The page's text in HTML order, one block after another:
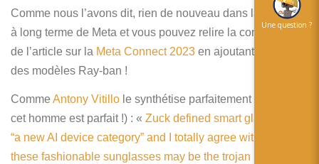
Comme nous l’avons dit, rien de nouveau dans la stratégie
à long terme de Meta et vous pouvez relire la conclusion
de l’article sur la Meta Connect 2023 en ajoutant le succès
des modèles Ray-ban !
Comme Antony Vitillo le synthétise parfaitement (parce que
cet homme est parfait !) : « Zuck defined smart glasses as
“a new AI device category” and I totally agree with him:
these fashionable sunglasses may be the trojan horse
Une question ?